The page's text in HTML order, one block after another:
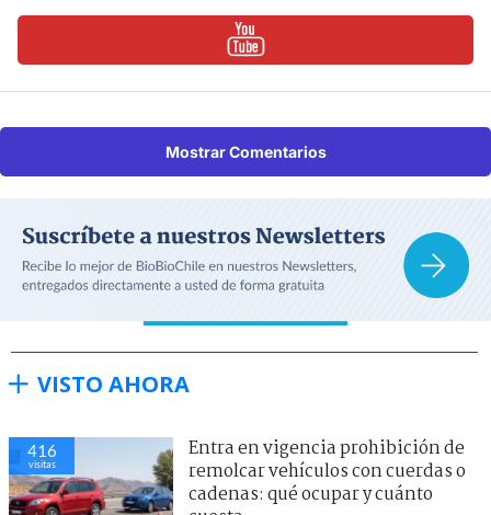
Mostrar Comentarios
VISTO AHORA
416
visitas
Entra en vigencia prohibición de
remolcar vehículos con cuerdas o
cadenas: qué ocupar y cuánto